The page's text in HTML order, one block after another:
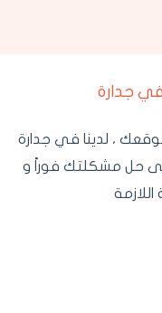
في جدارة
، لدينا في جدارة
حل مشكلتك فوراً و